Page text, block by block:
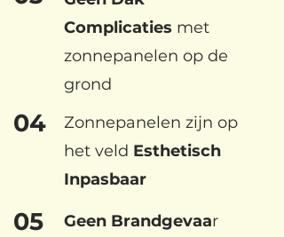
Complicaties met
zonnepanelen op de
grond
04
Zonnepanelen zijn op
het veld Esthetisch
Inpasbaar
05 Geen Brandgevaar